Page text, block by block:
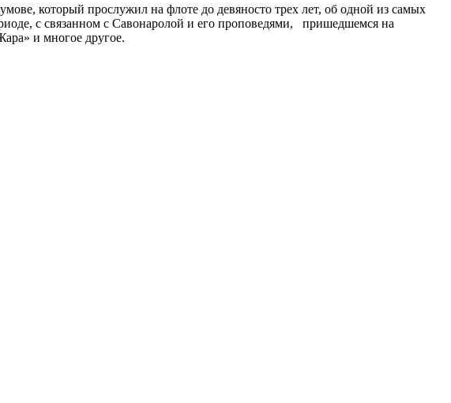
который прослужил на флоте до девяносто трех лет, об одной из самых
с связанном с Савонаролой и его проповедями, пришедшемся на
и многое другое.